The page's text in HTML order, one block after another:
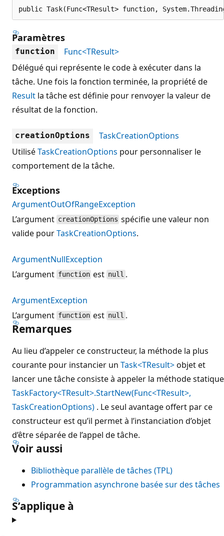
public Task(Func<TResult> function,
Paramètres
function
Func<TResult>
Délégué qui représente le code à exécuter dans la
tâche. Une fois la fonction terminée, la propriété de
Result la tâche est définie pour renvoyer la valeur de
résultat de la fonction.
creationOptions
TaskCreationOptions
UtiliséTaskCreationOptions pour personnaliser le
comportement de la tâche.
Exceptions
ArgumentOutOfRangeException
L’argument creationOptions spécifie une valeur non
valide pourTaskCreationOptions.
ArgumentNullException
L’argument function est null .
ArgumentException
L’argument function est null .
Remarques
Au lieu d’appeler ce constructeur, la méthode la plus
courante pour instancier un Task<TResult>objet et
lancer une tâche consiste à appeler la méthode statique
TaskFactory<TResult>.StartNew(Func<TResult>,
TaskCreationOptions) . Le seul avantage offert par ce
constructeur est qu’il permet à l’instanciation d’objet
d’être séparée de l’appel de tâche.
Voir aussi
Bibliothèque parallèle de tâches (TPL)
Programmation asynchrone basée sur des tâches
S’applique à